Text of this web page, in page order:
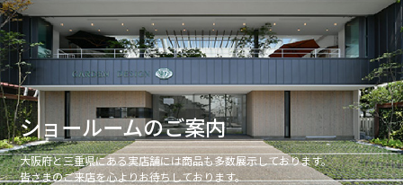
ショールームのご案内
大阪府と三重県にある実店舗には商品も多数展示しております。
皆さまのご来店を心よりお待ちしております。